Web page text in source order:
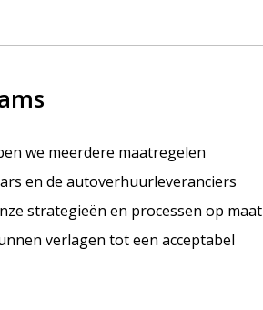
we meerdere maatregelen
en de autoverhuurleveranciers
strategieën en processen op maat
verlagen tot een acceptabel